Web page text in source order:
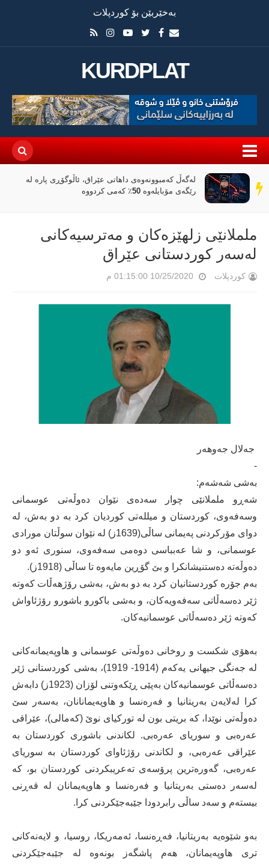
بەخێربێن بۆ کوردپلات
KURDPLAT
سەر
دێڕ
لەگەڵ کەمبوونەوەی داهاتی عێراق، ئاڵوگۆڕی پارە لە
رێگەی مۆبایلەوە 50٪ کەمی کردووە
ململانێی زلھێزەکان و مەترسیەکانی
لەسەر کوردستانی عێراق
کوردپلات 10/25/2020 01:15:00 م
جەلال جەوهەر
-
بەشى شەشەم:
شەڕو ململانێی چوار سەدەی نێوان دەوڵەتی عوسمانی
وسەفەوی، کوردستان و میللەتی کوردیان کرد بە دو بەش، لە
دوای مۆرکردنی پەیمانی ساڵی(1639ز) لە نێوان سوڵتان مورادی
عوسمانی، و شا عەبباسی دوەمی سەفەوی، سنوری ئەو دو
دەوڵەتە دەستنیشانکرا و بێ گۆڕین مایەوە تا ساڵی (1918ز).
بەم جۆرە کوردستانیان کرد بە دو بەش، بەشی رۆژهەڵات کەوتە
ژێر دەسەڵاتی سەفەویەکان، و بەشی باکورو باشورو رۆژئاواش
کەوتە ژێر دەسەڵاتی عوسمانیەکان.
بەهۆی شکست و روخانی دەوڵەتی عوسمانی و هاوپەیمانەکانی
لە جەنگی جیهانی یەکەم (1914- 1919)، بەشی کوردستانی ژێر
دەسەڵاتی عوسمانیەکان بەپێی ڕێکەوتنی لۆزان (1923ز) دابەش
کرا لەلایەن بەریتانیا و فەرەنسا و هاوپەیمانانان، بەسەر سێ
دەوڵەتی نوێدا، کە بریتی بون لە تورکیای نوێ (کەمالی)، عێراقی
عەرەبی و سوریای عەرەبی. لکاندنی باشوری کوردستان بە
عێراقی عەرەبی، و لکاندنی رۆژئاوای کوردستان بە سوریای
عەرەبی، گەورەترین پرۆسەی تەعریبکردنی کوردستان بو، کە
لەسەر دەستی بەریتانیا و فەرەنسا و هاوپەیمانان لە قەڕنی
بیستەم و سەد ساڵی رابردودا جێبەجێکردنی کرا.
بەو شێوەیە بەریتانیا، فەڕەنسا، ئەمەریکا، روسیا، و لایەنەکانی
تری هاوپەیمانان، هەم پاشگەز بونەوە لە جێبەجێکردنی